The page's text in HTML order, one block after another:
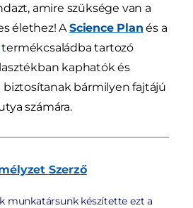
amire szüksége van a
élethez! AScience Plan és a
tartozó
kaphatók és
bármilyen fajtájú
számára.
Szerző
munkatársunk készítette ezt a